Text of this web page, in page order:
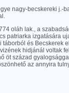
nagy-becskereki j.-
oláh lak., a
patriarka izgatására
és Becskerek
hidjánál voltak
öt század
az annyira